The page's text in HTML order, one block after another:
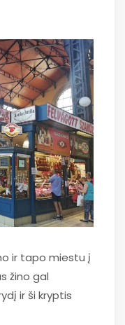
ir tapo miestu į
žino gal
ir ši kryptis